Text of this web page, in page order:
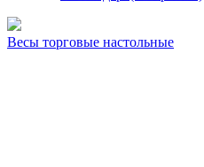
Весы торговые настольные